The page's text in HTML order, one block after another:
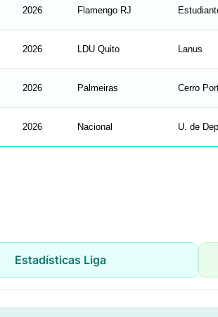
2026 Flamengo RJ
2026 LDU Quito Lanus
2026 Palmeiras Cerro
2026 Nacional U. de
Estadísticas Liga